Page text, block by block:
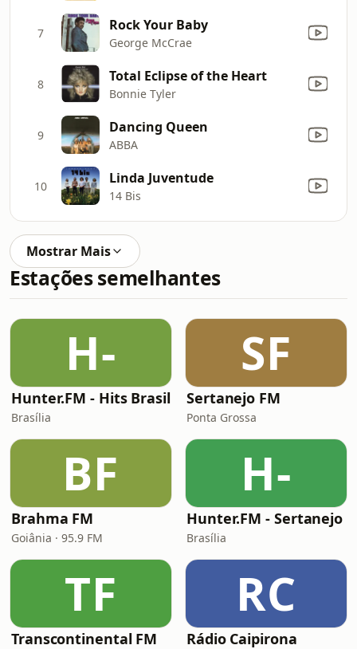
7 Rock Your Baby
George McCrae
8 Total Eclipse of the Heart
Bonnie Tyler
9 Dancing Queen
ABBA
10 Linda Juventude
14 Bis
Mostrar Mais
Estações semelhantes
H-
Hunter.FM - Hits Brasil
Brasília
SF
Sertanejo FM
Ponta Grossa
BF
Brahma FM
Goiânia · 95.9 FM
H-
Hunter.FM - Sertanejo
Brasília
TF
Transcontinental FM
RC
Rádio Caipirona